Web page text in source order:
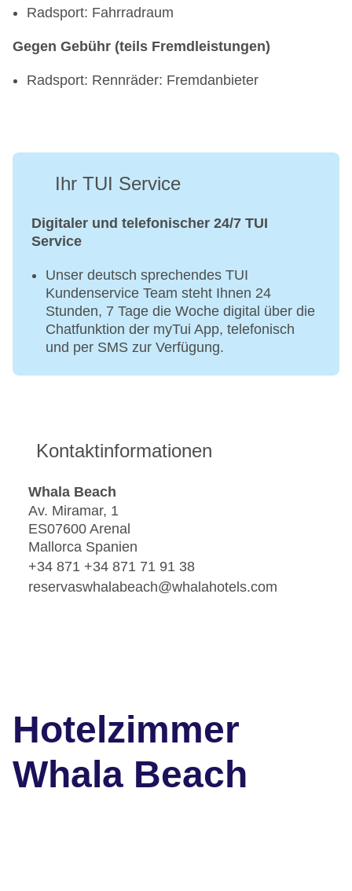
Radsport: Fahrradraum
Gegen Gebühr (teils Fremdleistungen)
Radsport: Rennräder: Fremdanbieter
Ihr TUI Service
Digitaler und telefonischer 24/7 TUI
Service
Unser deutsch sprechendes TUI
Kundenservice Team steht Ihnen 24
Stunden, 7 Tage die Woche digital über die
Chatfunktion der myTui App, telefonisch
und per SMS zur Verfügung.
Kontaktinformationen
Whala Beach
Av. Miramar, 1
ES07600 Arenal
Mallorca Spanien
+34 871 +34 871 71 91 38
reservaswhalabeach@whalahotels.com
Hotelzimmer
Whala Beach